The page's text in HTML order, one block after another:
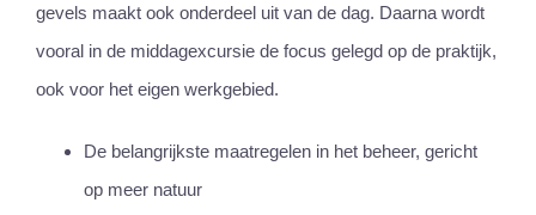
gevels maakt ook onderdeel uit van de dag. Daarna wordt
vooral in de middagexcursie de focus gelegd op de praktijk,
ook voor het eigen werkgebied.
De belangrijkste maatregelen in het beheer, gericht
op meer natuur